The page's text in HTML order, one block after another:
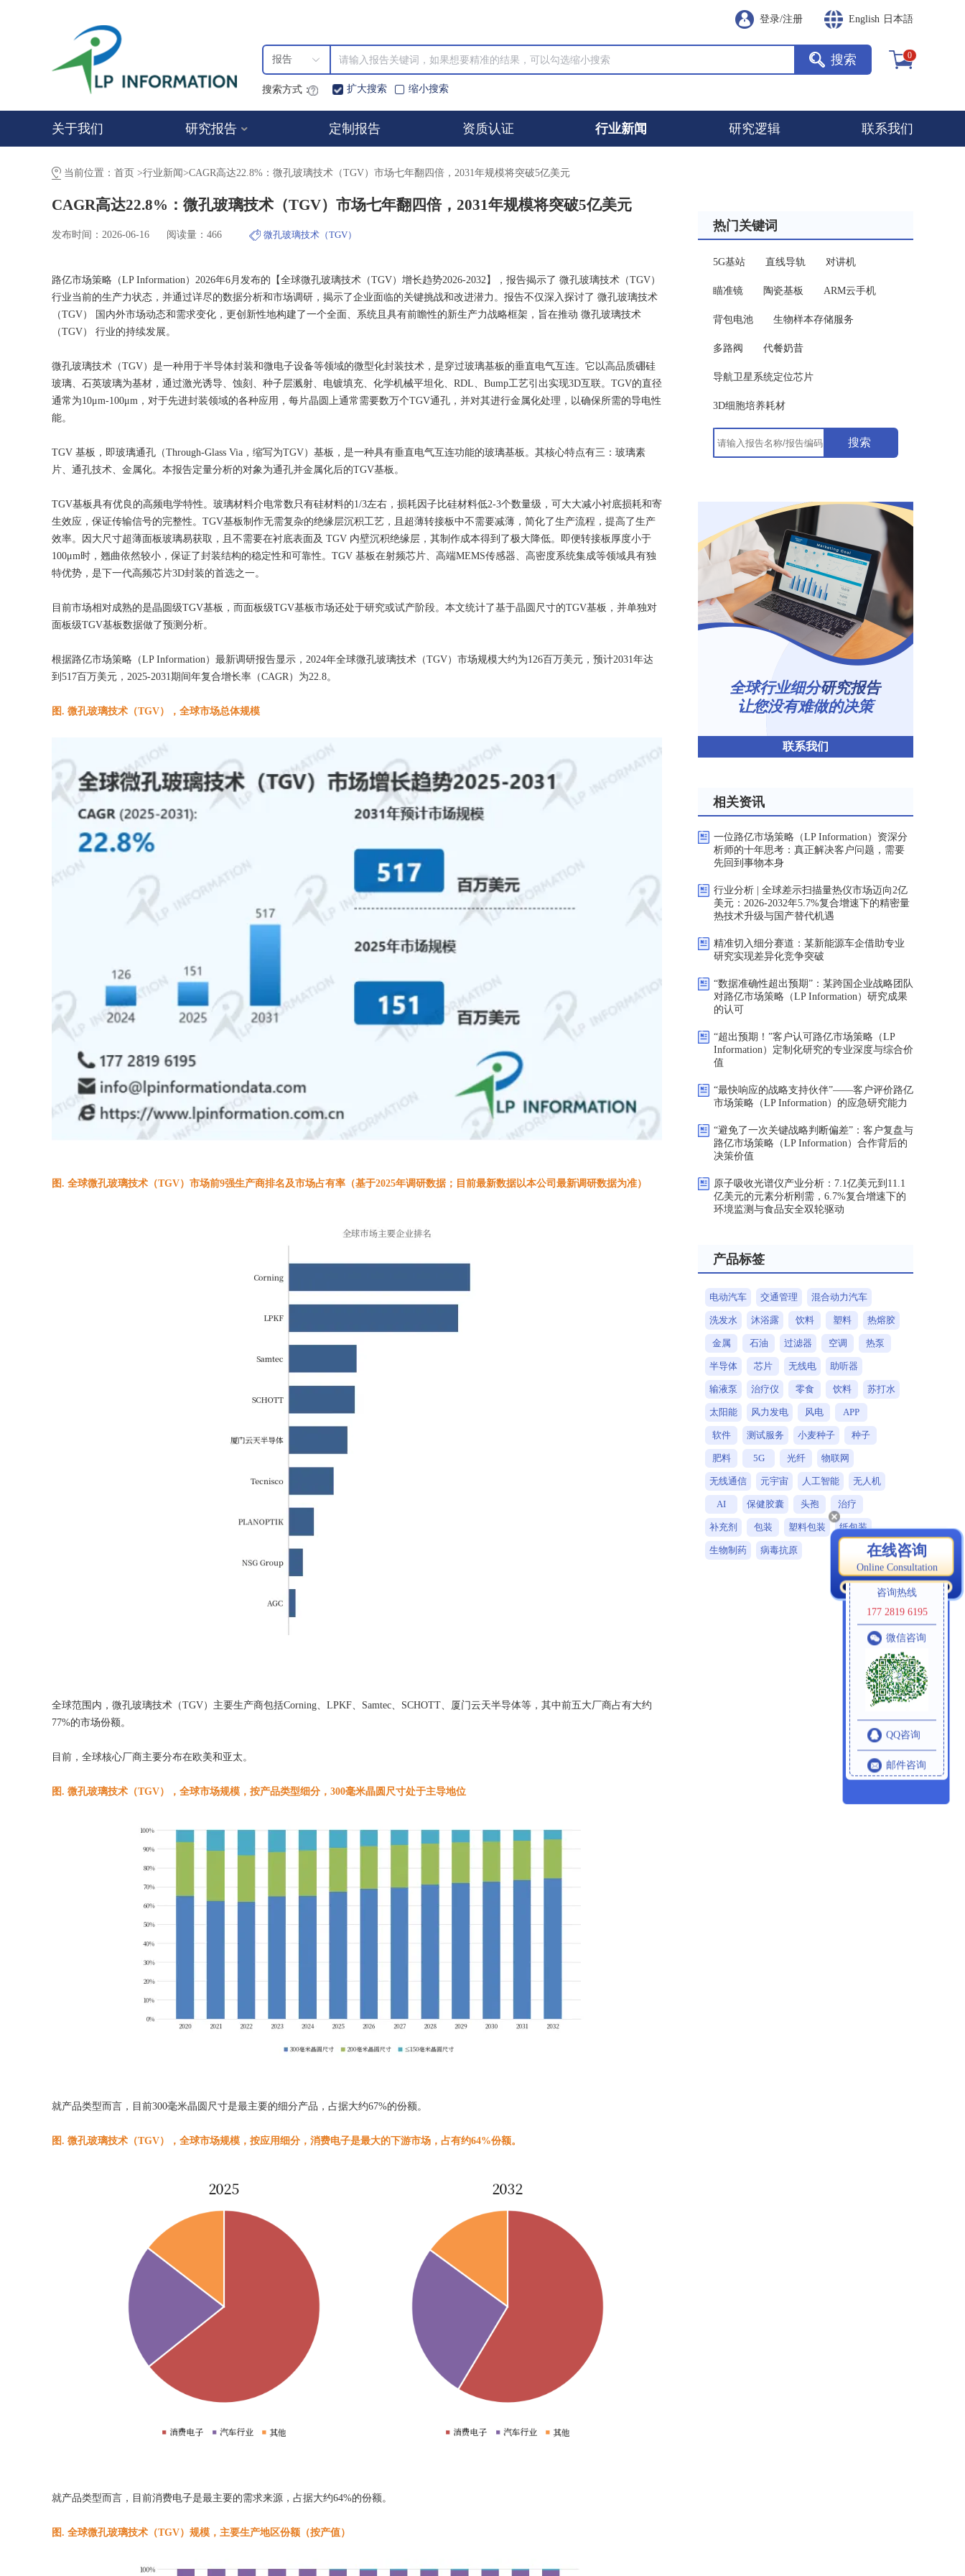
在线咨询
Online Consultation
咨询热线
177 2819 6195
微信咨询
QQ咨询
邮件咨询
登录/注册 English 日本語
报告 搜索
搜索方式： 扩大搜索 缩小搜索
0
关于我们 研究报告 定制报告 资质认证 行业新闻 研究逻辑 联系我们
当前位置： 首页 >行业新闻>CAGR高达22.8%：微孔玻璃技术（TGV）市场七年翻四倍，2031年规模将突破5亿美元
CAGR高达22.8%：微孔玻璃技术（TGV）市场七年翻四倍，2031年规模将突破5亿美元
发布时间：2026-06-16 阅读量：466 微孔玻璃技术（TGV）
路亿市场策略（LP Information）2026年6月发布的【全球微孔玻璃技术（TGV）增长趋势2026-2032】，报告揭示了 微孔玻璃技术（TGV）
行业当前的生产力状态，并通过详尽的数据分析和市场调研，揭示了企业面临的关键挑战和改进潜力。报告不仅深入探讨了 微孔玻璃技术
（TGV） 国内外市场动态和需求变化，更创新性地构建了一个全面、系统且具有前瞻性的新生产力战略框架，旨在推动 微孔玻璃技术
（TGV） 行业的持续发展。
微孔玻璃技术（TGV）是一种用于半导体封装和微电子设备等领域的微型化封装技术，是穿过玻璃基板的垂直电气互连。它以高品质硼硅
玻璃、石英玻璃为基材，通过激光诱导、蚀刻、种子层溅射、电镀填充、化学机械平坦化、RDL、Bump工艺引出实现3D互联。TGV的直径
通常为10μm-100μm，对于先进封装领域的各种应用，每片晶圆上通常需要数万个TGV通孔，并对其进行金属化处理，以确保所需的导电性
能。
TGV 基板，即玻璃通孔（Through-Glass Via，缩写为TGV）基板，是一种具有垂直电气互连功能的玻璃基板。其核心特点有三：玻璃素
片、通孔技术、金属化。本报告定量分析的对象为通孔并金属化后的TGV基板。
TGV基板具有优良的高频电学特性。玻璃材料介电常数只有硅材料的1/3左右，损耗因子比硅材料低2-3个数量级，可大大减小衬底损耗和寄
生效应，保证传输信号的完整性。TGV基板制作无需复杂的绝缘层沉积工艺，且超薄转接板中不需要减薄，简化了生产流程，提高了生产
效率。因大尺寸超薄面板玻璃易获取，且不需要在衬底表面及 TGV 内壁沉积绝缘层，其制作成本得到了极大降低。即便转接板厚度小于
100μm时，翘曲依然较小，保证了封装结构的稳定性和可靠性。TGV 基板在射频芯片、高端MEMS传感器、高密度系统集成等领域具有独
特优势，是下一代高频芯片3D封装的首选之一。
目前市场相对成熟的是晶圆级TGV基板，而面板级TGV基板市场还处于研究或试产阶段。本文统计了基于晶圆尺寸的TGV基板，并单独对
面板级TGV基板数据做了预测分析。
根据路亿市场策略（LP Information）最新调研报告显示，2024年全球微孔玻璃技术（TGV）市场规模大约为126百万美元，预计2031年达
到517百万美元，2025-2031期间年复合增长率（CAGR）为22.8。
图. 微孔玻璃技术（TGV），全球市场总体规模
图. 全球微孔玻璃技术（TGV）市场前9强生产商排名及市场占有率（基于2025年调研数据；目前最新数据以本公司最新调研数据为准）
全球范围内，微孔玻璃技术（TGV）主要生产商包括Corning、LPKF、Samtec、SCHOTT、厦门云天半导体等，其中前五大厂商占有大约
77%的市场份额。
目前，全球核心厂商主要分布在欧美和亚太。
图. 微孔玻璃技术（TGV），全球市场规模，按产品类型细分，300毫米晶圆尺寸处于主导地位
就产品类型而言，目前300毫米晶圆尺寸是最主要的细分产品，占据大约67%的份额。
图. 微孔玻璃技术（TGV），全球市场规模，按应用细分，消费电子是最大的下游市场，占有约64%份额。
就产品类型而言，目前消费电子是最主要的需求来源，占据大约64%的份额。
图. 全球微孔玻璃技术（TGV）规模，主要生产地区份额（按产值）
热门关键词
5G基站 直线导轨 对讲机
瞄准镜 陶瓷基板 ARM云手机
背包电池 生物样本存储服务
多路阀 代餐奶昔
导航卫星系统定位芯片
3D细胞培养耗材
搜索
联系我们
全球行业细分研究报告
让您没有难做的决策
相关资讯
一位路亿市场策略（LP Information）资深分
析师的十年思考：真正解决客户问题，需要
先回到事物本身
行业分析 | 全球差示扫描量热仪市场迈向2亿
美元：2026-2032年5.7%复合增速下的精密量
热技术升级与国产替代机遇
精准切入细分赛道：某新能源车企借助专业
研究实现差异化竞争突破
“数据准确性超出预期”：某跨国企业战略团队
对路亿市场策略（LP Information）研究成果
的认可
“超出预期！”客户认可路亿市场策略（LP
Information）定制化研究的专业深度与综合价
值
“最快响应的战略支持伙伴”——客户评价路亿
市场策略（LP Information）的应急研究能力
“避免了一次关键战略判断偏差”：客户复盘与
路亿市场策略（LP Information）合作背后的
决策价值
原子吸收光谱仪产业分析：7.1亿美元到11.1
亿美元的元素分析刚需，6.7%复合增速下的
环境监测与食品安全双轮驱动
产品标签
电动汽车 交通管理 混合动力汽车
洗发水 沐浴露 饮料 塑料 热熔胶
金属 石油 过滤器 空调 热泵
半导体 芯片 无线电 助听器
输液泵 治疗仪 零食 饮料 苏打水
太阳能 风力发电 风电 APP
软件 测试服务 小麦种子 种子
肥料 5G 光纤 物联网
无线通信 元宇宙 人工智能 无人机
AI 保健胶囊 头孢 治疗
补充剂 包装 塑料包装 纸包装
生物制药 病毒抗原